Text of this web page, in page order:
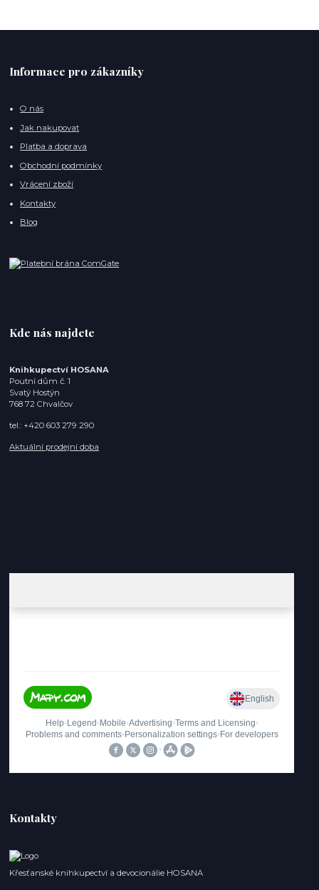
Informace pro zákazníky
O nás
Jak nakupovat
Platba a doprava
Obchodní podmínky
Vrácení zboží
Kontakty
Blog
Kde nás najdete
Knihkupectví HOSANA
Poutní dům č. 1
Svatý Hostýn
768 72 Chvalčov
tel.: +420 603 279 290
Aktuální prodejní doba
Kontakty
Křesťanské knihkupectví a devocionálie HOSANA